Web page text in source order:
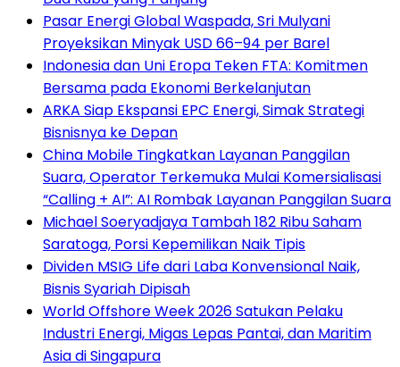
Pasar Energi Global Waspada, Sri Mulyani
Proyeksikan Minyak USD 66–94 per Barel
Indonesia dan Uni Eropa Teken FTA: Komitmen
Bersama pada Ekonomi Berkelanjutan
ARKA Siap Ekspansi EPC Energi, Simak Strategi
Bisnisnya ke Depan
China Mobile Tingkatkan Layanan Panggilan
Suara, Operator Terkemuka Mulai Komersialisasi
“Calling + AI”: AI Rombak Layanan Panggilan Suara
Michael Soeryadjaya Tambah 182 Ribu Saham
Saratoga, Porsi Kepemilikan Naik Tipis
Dividen MSIG Life dari Laba Konvensional Naik,
Bisnis Syariah Dipisah
World Offshore Week 2026 Satukan Pelaku
Industri Energi, Migas Lepas Pantai, dan Maritim
Asia di Singapura